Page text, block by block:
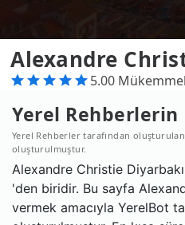
Alexandre
5.00
Yerel Rehberlerin
Yerel Rehberler tarafından
oluşturulmuştur.
Alexandre Christie
'den biridir. Bu sayfa
vermek amacıyla YerelBot